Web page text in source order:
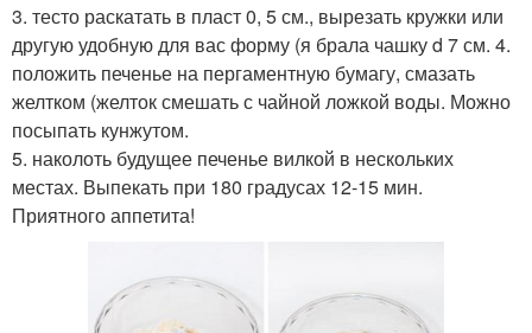
3. тесто раскатать в пласт 0, 5 см., вырезать кружки или
другую удобную для вас форму (я брала чашку d 7 см. 4.
положить печенье на пергаментную бумагу, смазать
желтком (желток смешать с чайной ложкой воды. Можно
посыпать кунжутом.
5. наколоть будущее печенье вилкой в нескольких
местах. Выпекать при 180 градусах 12-15 мин.
Приятного аппетита!